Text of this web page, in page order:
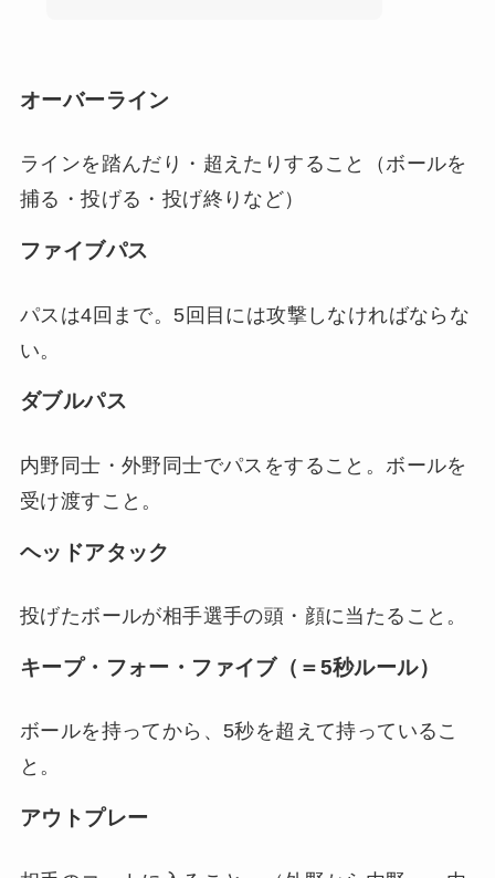
オーバーライン
ラインを踏んだり・超えたりすること（ボールを
捕る・投げる・投げ終りなど）
ファイブパス
パスは4回まで。5回目には攻撃しなければならな
い。
ダブルパス
内野同士・外野同士でパスをすること。ボールを
受け渡すこと。
ヘッドアタック
投げたボールが相手選手の頭・顔に当たること。
キープ・フォー・ファイブ（＝5秒ルール）
ボールを持ってから、5秒を超えて持っているこ
と。
アウトプレー